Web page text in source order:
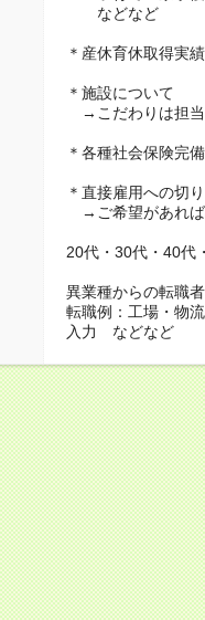
などなど
＊産休育休取得実績
＊施設について
→こだわりは担当
＊各種社会保険完備
＊直接雇用への切
→ご希望があれば
20代・30代・40代
異業種からの転職
転職例：工場・物
入力 などなど